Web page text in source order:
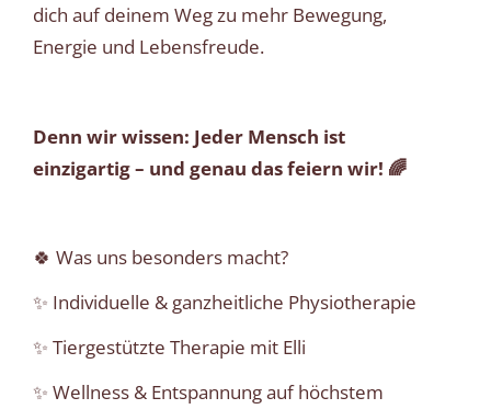
dich auf deinem Weg zu mehr Bewegung,
Energie und Lebensfreude.
Denn wir wissen: Jeder Mensch ist
einzigartig – und genau das feiern wir! 🌈
🍀 Was uns besonders macht?
✨ Individuelle & ganzheitliche Physiotherapie
✨ Tiergestützte Therapie mit Elli
✨ Wellness & Entspannung auf höchstem